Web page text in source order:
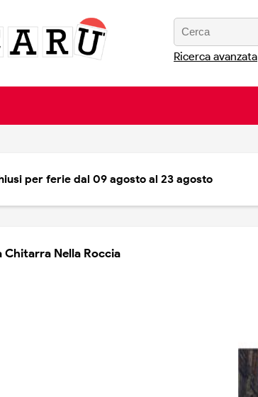
Ricerca avanzata
per ferie dal 09 agosto al 23 agosto
Chitarra Nella Roccia